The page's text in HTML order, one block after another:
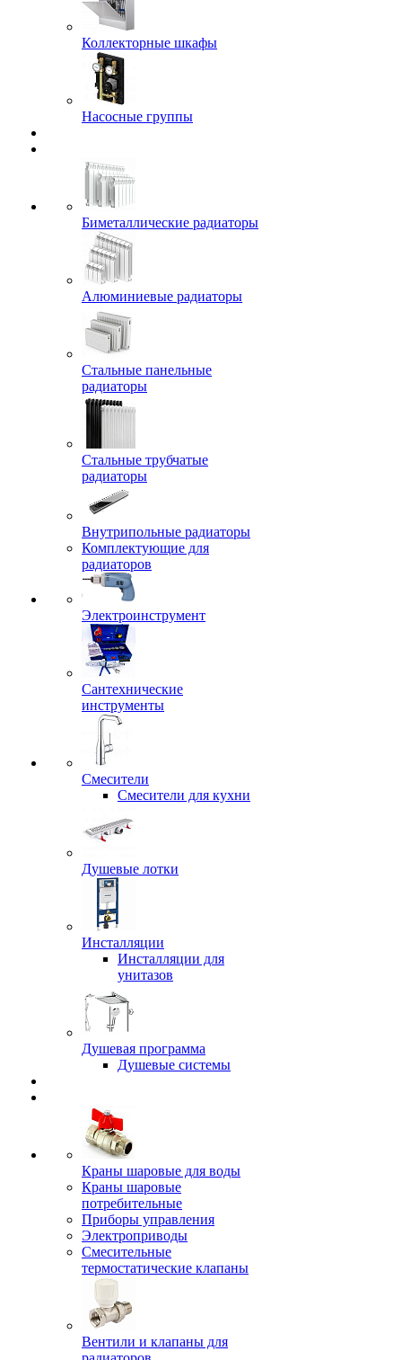
Коллекторные шкафы
Насосные группы
Биметаллические радиаторы
Алюминиевые радиаторы
Стальные панельные
радиаторы
Стальные трубчатые
радиаторы
Внутрипольные радиаторы
Комплектующие для
радиаторов
Электроинструмент
Сантехнические
инструменты
Смесители
Смесители для кухни
Душевые лотки
Инсталляции
Инсталляции для
унитазов
Душевая программа
Душевые системы
Краны шаровые для воды
Краны шаровые
потребительные
Приборы управления
Электроприводы
Смесительные
термостатические клапаны
Вентили и клапаны для